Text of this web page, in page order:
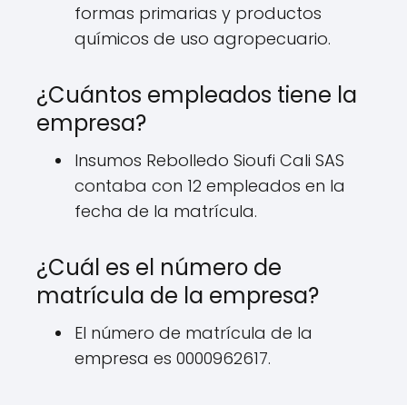
formas primarias y productos
químicos de uso agropecuario.
¿Cuántos empleados tiene la
empresa?
Insumos Rebolledo Sioufi Cali SAS
contaba con 12 empleados en la
fecha de la matrícula.
¿Cuál es el número de
matrícula de la empresa?
El número de matrícula de la
empresa es 0000962617.